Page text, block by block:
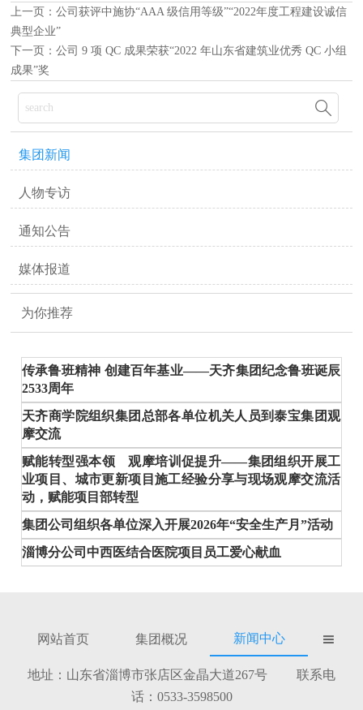
上一页：公司获评中施协“AAA 级信用等级”“2022年度工程建设诚信
典型企业”
下一页：公司 9 项 QC 成果荣获“2022 年山东省建筑业优秀 QC 小组
成果”奖

集团新闻
人物专访
通知公告
媒体报道
为你推荐
传承鲁班精神 创建百年基业——天齐集团纪念鲁班诞辰
2533周年
天齐商学院组织集团总部各单位机关人员到泰宝集团观
摩交流
赋能转型强本领 观摩培训促提升——集团组织开展工
业项目、城市更新项目施工经验分享与现场观摩交流活
动，赋能项目部转型
集团公司组织各单位深入开展2026年“安全生产月”活动
淄博分公司中西医结合医院项目员工爱心献血
网站首页 集团概况 新闻中心 
地址：山东省淄博市张店区金晶大道267号 联系电
话：0533-3598500